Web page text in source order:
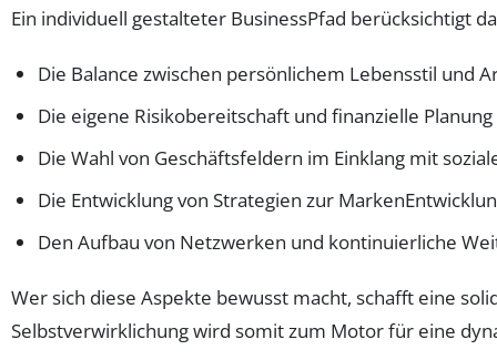
Ein individuell gestalteter BusinessPfad berücksichtigt
Die Balance zwischen persönlichem Lebensstil und
Die eigene Risikobereitschaft und finanzielle Planung
Die Wahl von Geschäftsfeldern im Einklang mit
Die Entwicklung von Strategien zur
Den Aufbau von Netzwerken und kontinuierliche
Wer sich diese Aspekte bewusst macht, schafft eine
Selbstverwirklichung wird somit zum Motor für eine